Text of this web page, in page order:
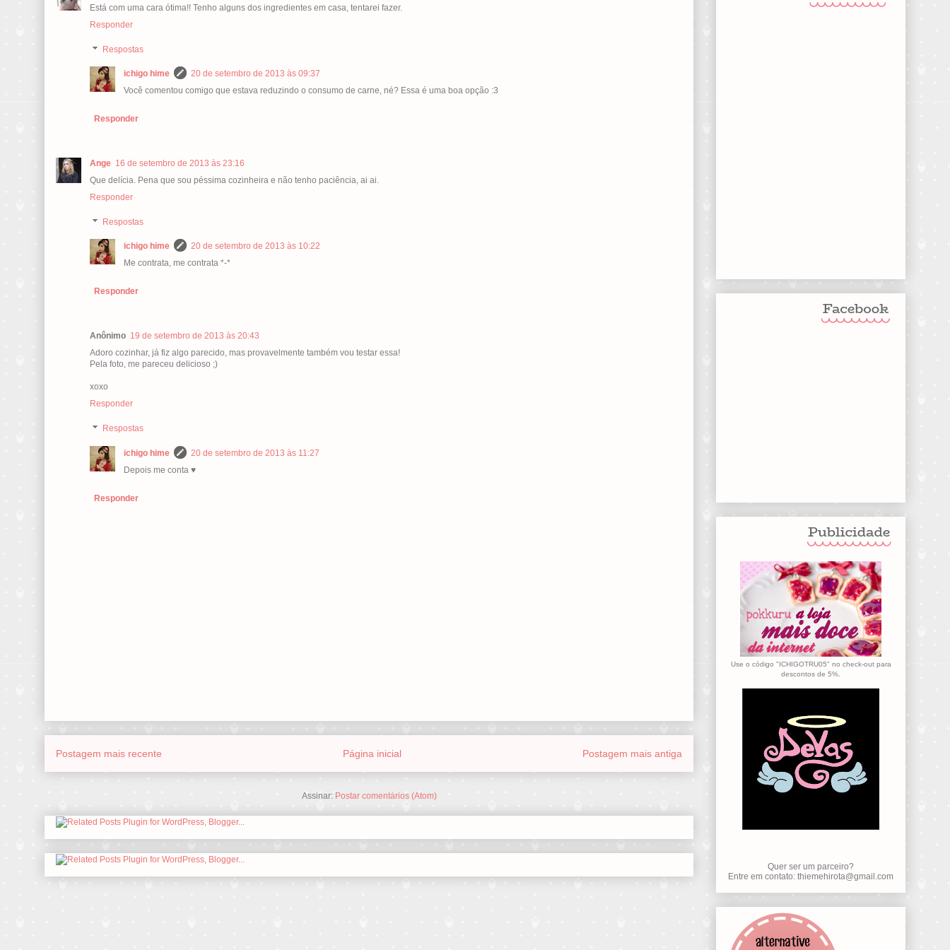
Está com uma cara ótima!! Tenho alguns dos ingredientes em casa, tentarei fazer.
Responder
Respostas
ichigo hime
20 de setembro de 2013 às 09:37
Você comentou comigo que estava reduzindo o consumo de carne, né? Essa é uma boa opção :3
Responder
Ange 16 de setembro de 2013 às 23:16
Que delícia. Pena que sou péssima cozinheira e não tenho paciência, ai ai.
Responder
Respostas
ichigo hime
20 de setembro de 2013 às 10:22
Me contrata, me contrata *-*
Responder
Anônimo 19 de setembro de 2013 às 20:43
Adoro cozinhar, já fiz algo parecido, mas provavelmente também vou testar essa!
Pela foto, me pareceu delicioso ;)
xoxo
Responder
Respostas
ichigo hime
20 de setembro de 2013 às 11:27
Depois me conta ♥
Responder
Postagem mais recente Postagem mais antiga
Página inicial
Assinar: Postar comentários (Atom)
Use o código "ICHIGOTRU05" no check-out para
descontos de 5%.
Quer ser um parceiro?
Entre em contato: thiemehirota@gmail.com